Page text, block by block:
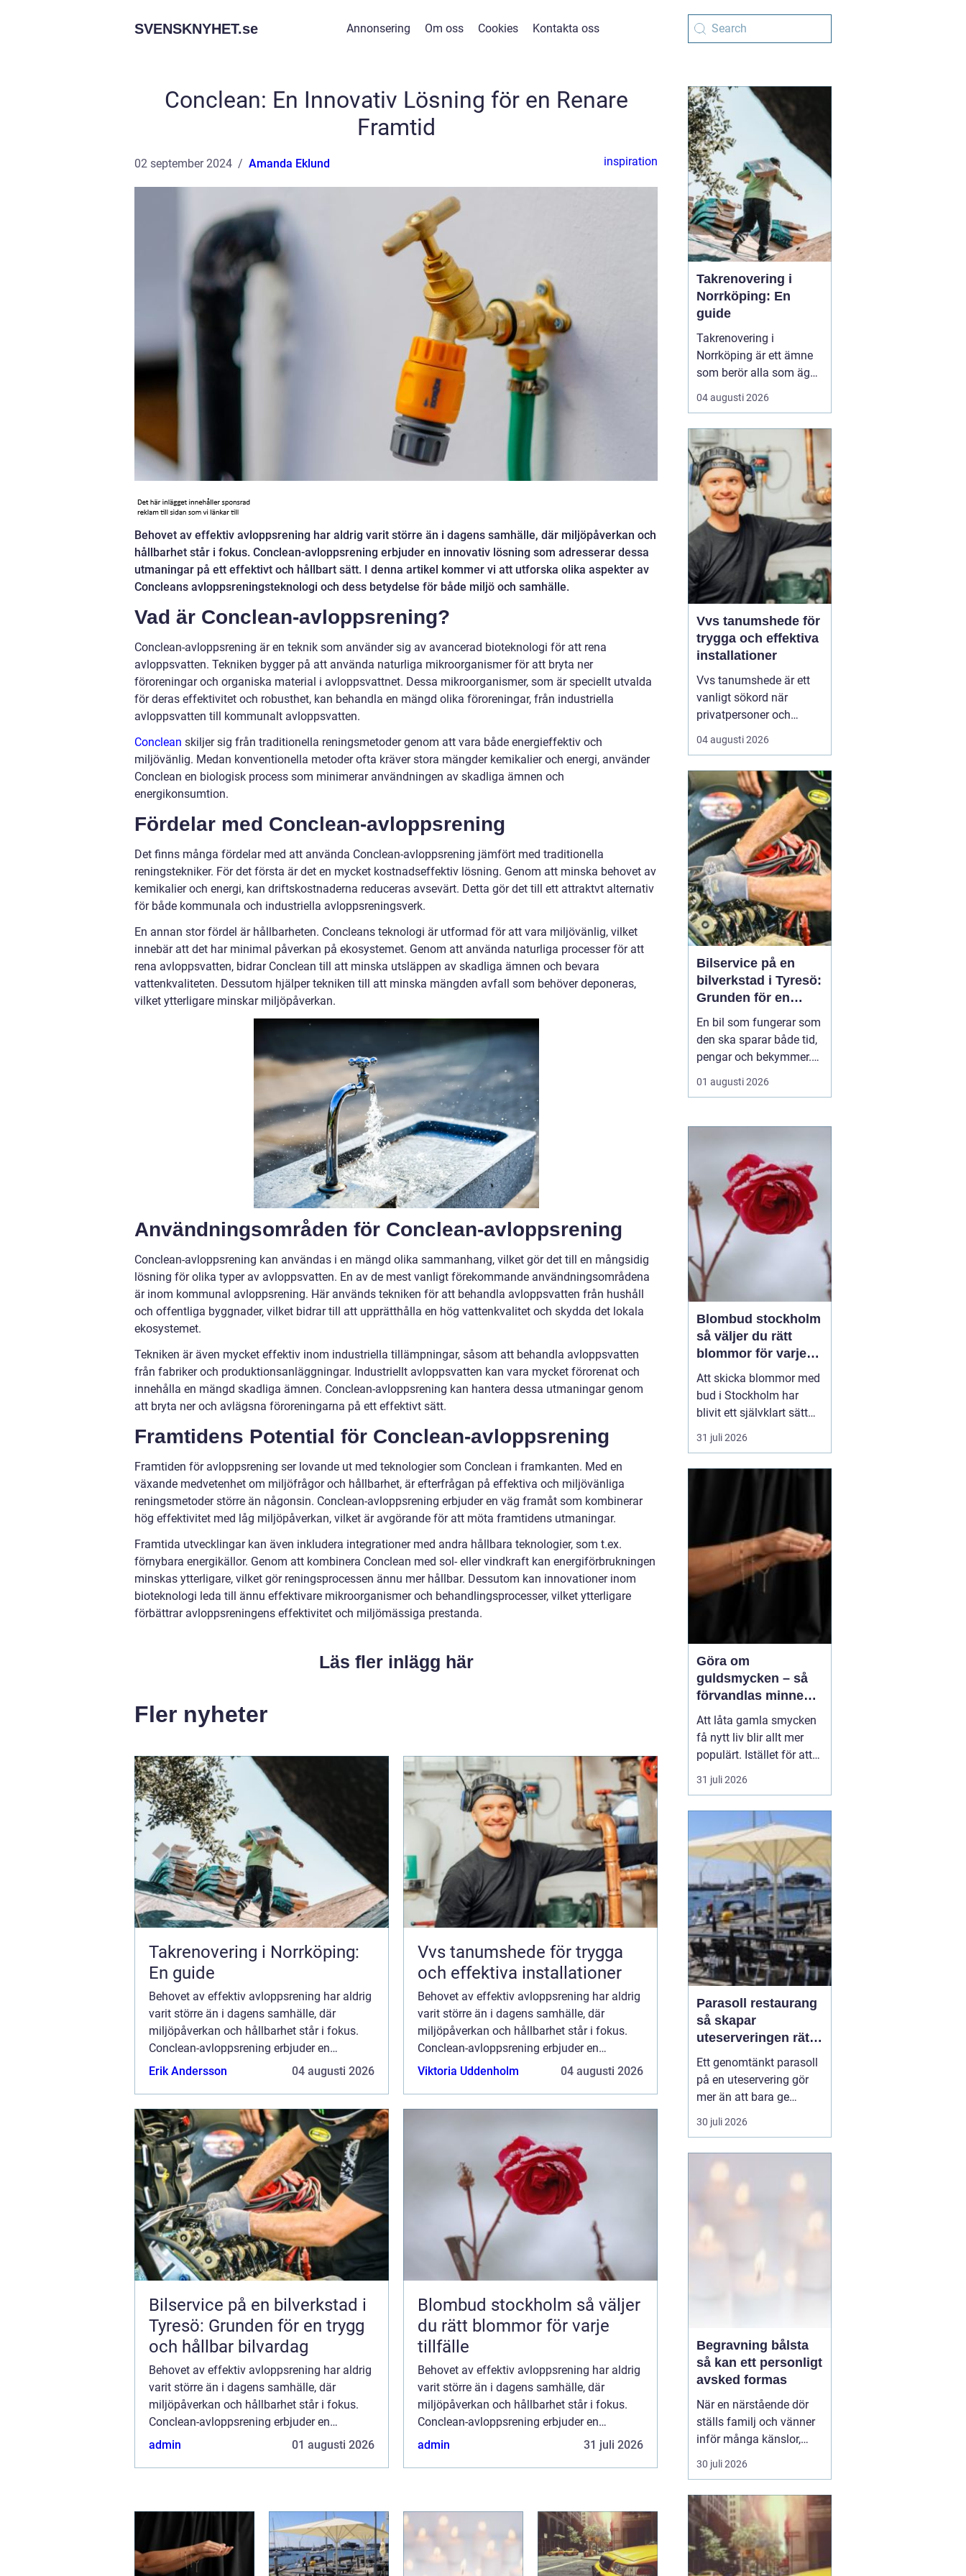
SVENSKNYHET.se Annonsering Om oss Cookies Kontakta oss
Conclean: En Innovativ Lösning för en Renare
Framtid
02 september 2024 Amanda Eklund inspiration
Behovet av effektiv avloppsrening har aldrig varit större än i dagens samhälle, där miljöpåverkan och
hållbarhet står i fokus. Conclean-avloppsrening erbjuder en innovativ lösning som adresserar dessa
utmaningar på ett effektivt och hållbart sätt. I denna artikel kommer vi att utforska olika aspekter av
Concleans avloppsreningsteknologi och dess betydelse för både miljö och samhälle.
Vad är Conclean-avloppsrening?
Conclean-avloppsrening är en teknik som använder sig av avancerad bioteknologi för att rena
avloppsvatten. Tekniken bygger på att använda naturliga mikroorganismer för att bryta ner
föroreningar och organiska material i avloppsvattnet. Dessa mikroorganismer, som är speciellt utvalda
för deras effektivitet och robusthet, kan behandla en mängd olika föroreningar, från industriella
avloppsvatten till kommunalt avloppsvatten.
Conclean skiljer sig från traditionella reningsmetoder genom att vara både energieffektiv och
miljövänlig. Medan konventionella metoder ofta kräver stora mängder kemikalier och energi, använder
Conclean en biologisk process som minimerar användningen av skadliga ämnen och
energikonsumtion.
Fördelar med Conclean-avloppsrening
Det finns många fördelar med att använda Conclean-avloppsrening jämfört med traditionella
reningstekniker. För det första är det en mycket kostnadseffektiv lösning. Genom att minska behovet av
kemikalier och energi, kan driftskostnaderna reduceras avsevärt. Detta gör det till ett attraktvt alternativ
för både kommunala och industriella avloppsreningsverk.
En annan stor fördel är hållbarheten. Concleans teknologi är utformad för att vara miljövänlig, vilket
innebär att det har minimal påverkan på ekosystemet. Genom att använda naturliga processer för att
rena avloppsvatten, bidrar Conclean till att minska utsläppen av skadliga ämnen och bevara
vattenkvaliteten. Dessutom hjälper tekniken till att minska mängden avfall som behöver deponeras,
vilket ytterligare minskar miljöpåverkan.
Användningsområden för Conclean-avloppsrening
Conclean-avloppsrening kan användas i en mängd olika sammanhang, vilket gör det till en mångsidig
lösning för olika typer av avloppsvatten. En av de mest vanligt förekommande användningsområdena
är inom kommunal avloppsrening. Här används tekniken för att behandla avloppsvatten från hushåll
och offentliga byggnader, vilket bidrar till att upprätthålla en hög vattenkvalitet och skydda det lokala
ekosystemet.
Tekniken är även mycket effektiv inom industriella tillämpningar, såsom att behandla avloppsvatten
från fabriker och produktionsanläggningar. Industriellt avloppsvatten kan vara mycket förorenat och
innehålla en mängd skadliga ämnen. Conclean-avloppsrening kan hantera dessa utmaningar genom
att bryta ner och avlägsna föroreningarna på ett effektivt sätt.
Framtidens Potential för Conclean-avloppsrening
Framtiden för avloppsrening ser lovande ut med teknologier som Conclean i framkanten. Med en
växande medvetenhet om miljöfrågor och hållbarhet, är efterfrågan på effektiva och miljövänliga
reningsmetoder större än någonsin. Conclean-avloppsrening erbjuder en väg framåt som kombinerar
hög effektivitet med låg miljöpåverkan, vilket är avgörande för att möta framtidens utmaningar.
Framtida utvecklingar kan även inkludera integrationer med andra hållbara teknologier, som t.ex.
förnybara energikällor. Genom att kombinera Conclean med sol- eller vindkraft kan energiförbrukningen
minskas ytterligare, vilket gör reningsprocessen ännu mer hållbar. Dessutom kan innovationer inom
bioteknologi leda till ännu effektivare mikroorganismer och behandlingsprocesser, vilket ytterligare
förbättrar avloppsreningens effektivitet och miljömässiga prestanda.
Läs fler inlägg här
Fler nyheter
Takrenovering i Norrköping:
En guide
Behovet av effektiv avloppsrening har aldrig
varit större än i dagens samhälle, där
miljöpåverkan och hållbarhet står i fokus.
Conclean-avloppsrening erbjuder en
innovativ lösning som adresserar dessa u...
Erik Andersson 04 augusti 2026
Vvs tanumshede för trygga
och effektiva installationer
Behovet av effektiv avloppsrening har aldrig
varit större än i dagens samhälle, där
miljöpåverkan och hållbarhet står i fokus.
Conclean-avloppsrening erbjuder en
innovativ lösning som adresserar dessa u...
Viktoria Uddenholm 04 augusti 2026
Bilservice på en bilverkstad i
Tyresö: Grunden för en trygg
och hållbar bilvardag
Behovet av effektiv avloppsrening har aldrig
varit större än i dagens samhälle, där
miljöpåverkan och hållbarhet står i fokus.
Conclean-avloppsrening erbjuder en
innovativ lösning som adresserar dessa u...
admin 01 augusti 2026
Blombud stockholm så väljer
du rätt blommor för varje
tillfälle
Behovet av effektiv avloppsrening har aldrig
varit större än i dagens samhälle, där
miljöpåverkan och hållbarhet står i fokus.
Conclean-avloppsrening erbjuder en
innovativ lösning som adresserar dessa u...
admin 31 juli 2026
Takrenovering i
Norrköping: En
guide
Takrenovering i
Norrköping är ett ämne
som berör alla som äger
hus, radhus eller
flerfamiljshus i området.
viktigaste skydd mot
regn, snö och fukt, och
en i tid genomförd
renovering kan sp...
04 augusti 2026
Vvs tanumshede för
trygga och effektiva
installationer
Vvs tanumshede är ett
vanligt sökord när
privatpersoner och
företag behöver hjälp
med värme, vatten och
Många undrar vad som
skiljer en seriös vvs
partner från en tillfällig
lösning, hur en
installation bör gå till
och vilka...
04 augusti 2026
Bilservice på en
bilverkstad i Tyresö:
Grunden för en
trygg och hållbar
bilvardag
En bil som fungerar som
den ska sparar både tid,
pengar och bekymmer.
För många förare blir
servicefrågan ändå
tills en varningslampa
känns fel. Ge...
01 augusti 2026
Blombud stockholm
så väljer du rätt
blommor för varje
tillfälle
Att skicka blommor med
bud i Stockholm har
blivit ett självklart sätt
att visa omtanke, fira
stora händelser eller
svårt att formulera i ord.
sekunder, oavsett om
mottagaren befinner sig
på konto...
31 juli 2026
Göra om
guldsmycken – så
förvandlas minnen
till nya favoriter
Att låta gamla smycken
få nytt liv blir allt mer
populärt. Istället för att
låta arvegods ligga i en
låda kan de formas om
passar stilen i dag och
bär med sig historien.
N&au...
31 juli 2026
Parasoll restaurang
så skapar
uteserveringen rätt
känsla året runt
Ett genomtänkt parasoll
på en uteservering gör
mer än att bara ge
skugga. Det påverkar hur
länge gästerna stannar,
och om de väljer att
komma tillbaka. När
kraven på komfort,
30 juli 2026
Begravning bålsta
så kan ett personligt
avsked formas
När en närstående dör
ställs familj och vänner
inför många känslor,
men också praktiska
beslut.
ceremoni i någon av
Håbo församlings kyrkor
eller ka...
30 juli 2026